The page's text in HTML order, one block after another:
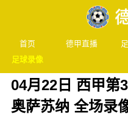
首页 德甲直播
足球录像
04月22日 西甲第
奥萨苏纳 全场录